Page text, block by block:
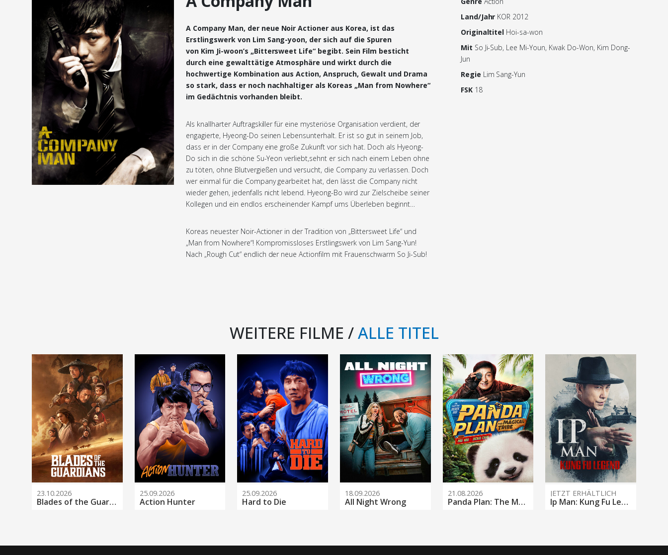
A Company Man, der neue Noir Actioner aus Korea, ist das
Erstlingswerk von Lim Sang-yoon, der sich auf die Spuren
von Kim Ji-woon’s „Bittersweet Life“ begibt. Sein Film besticht
durch eine gewalttätige Atmosphäre und wirkt durch die
hochwertige Kombination aus Action, Anspruch, Gewalt und Drama
so stark, dass er noch nachhaltiger als Koreas „Man from Nowhere“
im Gedächtnis vorhanden bleibt.
Als knallharter Auftragskiller für eine mysteriöse Organisation verdient, der
engagierte, Hyeong-Do seinen Lebensunterhalt. Er ist so gut in seinem Job,
dass er in der Company eine große Zukunft vor sich hat. Doch als Hyeong-
Do sich in die schöne Su-Yeon verliebt,sehnt er sich nach einem Leben ohne
zu töten, ohne Blutvergießen und versucht, die Company zu verlassen. Doch
wer einmal für die Company gearbeitet hat, den lässt die Company nicht
wieder gehen, jedenfalls nicht lebend. Hyeong-Bo wird zur Zielscheibe seiner
Kollegen und ein endlos erscheinender Kampf ums Überleben beginnt…
Koreas neuester Noir-Actioner in der Tradition von „Bittersweet Life“ und
„Man from Nowhere“! Kompromissloses Erstlingswerk von Lim Sang-Yun!
Nach „Rough Cut“ endlich der neue Actionfilm mit Frauenschwarm So Ji-Sub!
Land/Jahr KOR 2012
Originaltitel Hoi-sa-won
Mit So Ji-Sub, Lee Mi-Youn, Kwak Do-Won, Kim Dong-
Jun
Regie Lim Sang-Yun
FSK 18
WEITERE FILME /ALLE TITEL
23.10.2026
Blades of the Guardians
25.09.2026
Action Hunter
25.09.2026
Hard to Die
18.09.2026
All Night Wrong
21.08.2026
Panda Plan: The Magical Tribe
JETZT ERHÄLTLICH
Ip Man: Kung Fu Legend